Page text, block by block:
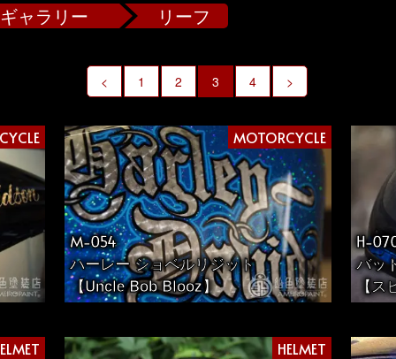
ギャラリー リーフ
< 1 2 3 4 >
MOTORCYCLE
M-054
ハーレー ショベルリジット
【Uncle Bob Blooz】
H-
バッ
【ス
HELMET